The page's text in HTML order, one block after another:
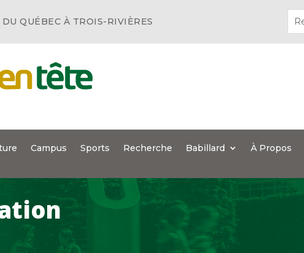
QUÉBEC À TROIS-RIVIÈRES
Campus Sports Recherche Babillard À Propos